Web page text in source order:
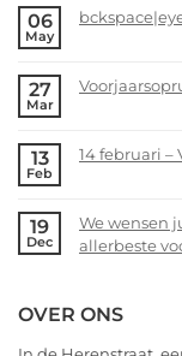
wensen
alvast
Kerstfeest
allerbeste
voor
06
May
on
jou!
27
Mar
on
bckspace
|
13
Feb
14 februari –
on
14
Valentijnsdag
19
Dec
We wensen
allerbeste
on
OVER ONS